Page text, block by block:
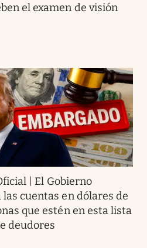
el examen de visión
| El Gobierno
las cuentas en dólares de
que estén en esta lista
deudores